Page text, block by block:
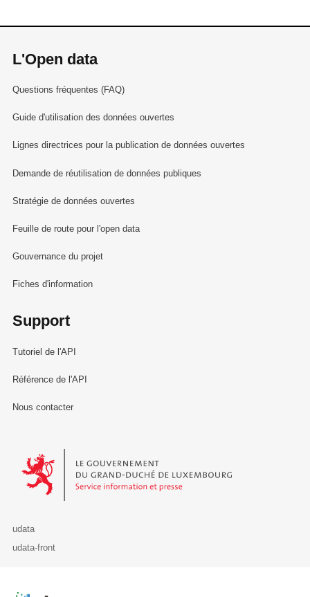
L'Open data
Questions fréquentes (FAQ)
Guide d'utilisation des données ouvertes
Lignes directrices pour la publication de données ouvertes
Demande de réutilisation de données publiques
Stratégie de données ouvertes
Feuille de route pour l'open data
Gouvernance du projet
Fiches d'information
Support
Tutoriel de l'API
Référence de l'API
Nous contacter
Le Gouvernement du Grand-Duché de Luxembourg - Service
udata
udata-front